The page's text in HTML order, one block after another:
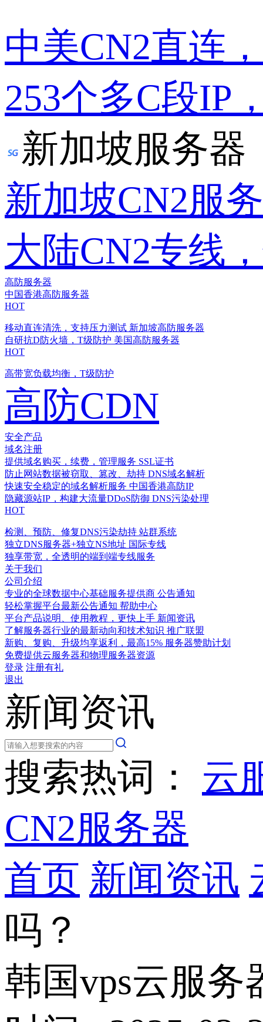
中美CN2直连
253个多C段IP
新加坡服务器
新加坡CN2服
大陆CN2专线
高防服务器
中国香港高防服务器
HOT
移动直连清洗，支持压力测试 新加坡高防服务器
自研抗D防火墙，T级防护 美国高防服务器
HOT
高带宽负载均衡，T级防护
高防CDN
安全产品
域名注册
提供域名购买，续费，管理服务 SSL证书
防止网站数据被窃取、篡改、劫持 DNS域名解析
快速安全稳定的域名解析服务 中国香港高防IP
隐藏源站IP，构建大流量DDoS防御 DNS污染处理
HOT
检测、预防、修复DNS污染劫持 站群系统
独立DNS服务器+独立NS地址 国际专线
独享带宽，全透明的端到端专线服务
关于我们
公司介绍
专业的全球数据中心基础服务提供商 公告通知
轻松掌握平台最新公告通知 帮助中心
平台产品说明、使用教程，更快上手 新闻资讯
了解服务器行业的最新动向和技术知识 推广联盟
新购、复购、升级均享返利，最高15% 服务器赞助计划
免费提供云服务器和物理服务器资源
登录 注册有礼
退出
新闻资讯
搜索热词： 云
CN2服务器
首页 新闻资讯
吗？
韩国vps云服